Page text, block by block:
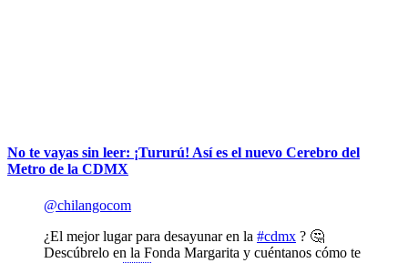
No te vayas sin leer: ¡Tururú! Así es el nuevo Cerebro del
Metro de la CDMX
@chilangocom
¿El mejor lugar para desayunar en la #cdmx ? 🤔
Descúbrelo en la Fonda Margarita y cuéntanos cómo te